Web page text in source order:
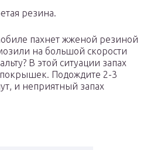
резина.
пахнет жженой резиной
на большой скорости
В этой ситуации запах
Подождите 2-3
и неприятный запах